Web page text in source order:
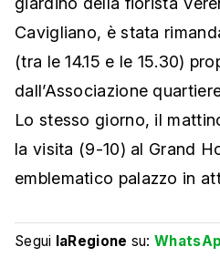
Cavigliano, è stata
(tra le 14.15 e le 15.30)
dall’Associazione
Lo stesso giorno, il
la visita (9-10) al Grand
emblematico palazzo in
Segui laRegione su: